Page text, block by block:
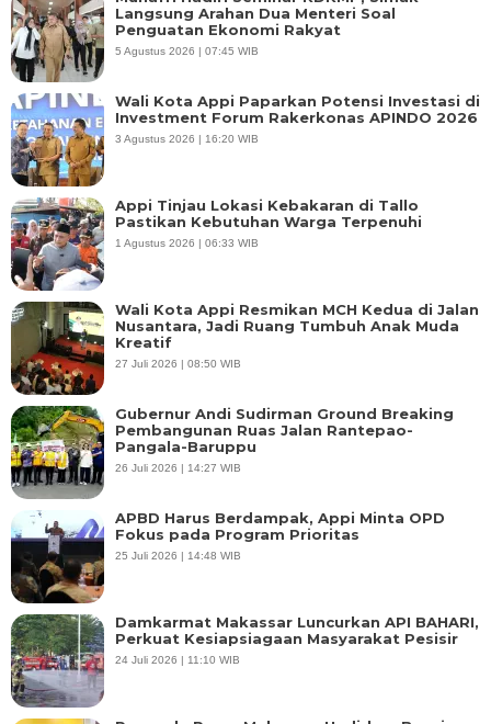
Langsung Arahan Dua Menteri Soal
Penguatan Ekonomi Rakyat
5 Agustus 2026 | 07:45 WIB
Wali Kota Appi Paparkan Potensi Investasi di
Investment Forum Rakerkonas APINDO 2026
3 Agustus 2026 | 16:20 WIB
Appi Tinjau Lokasi Kebakaran di Tallo
Pastikan Kebutuhan Warga Terpenuhi
1 Agustus 2026 | 06:33 WIB
Wali Kota Appi Resmikan MCH Kedua di Jalan
Nusantara, Jadi Ruang Tumbuh Anak Muda
Kreatif
27 Juli 2026 | 08:50 WIB
Gubernur Andi Sudirman Ground Breaking
Pembangunan Ruas Jalan Rantepao-
Pangala-Baruppu
26 Juli 2026 | 14:27 WIB
APBD Harus Berdampak, Appi Minta OPD
Fokus pada Program Prioritas
25 Juli 2026 | 14:48 WIB
Damkarmat Makassar Luncurkan API BAHARI,
Perkuat Kesiapsiagaan Masyarakat Pesisir
24 Juli 2026 | 11:10 WIB